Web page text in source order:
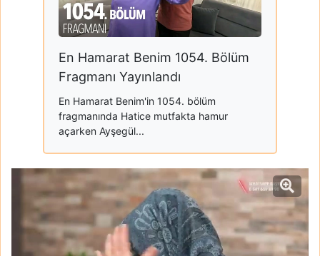
En Hamarat Benim 1054. Bölüm
Fragmanı Yayınlandı
En Hamarat Benim'in 1054. bölüm
fragmanında Hatice mutfakta hamur
açarken Ayşegül...